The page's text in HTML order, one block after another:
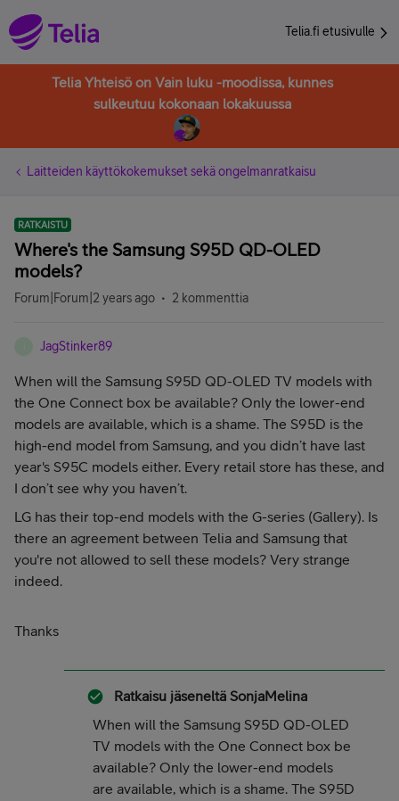
Telia.fi etusivulle
Telia Yhteisö on Vain luku -moodissa, kunnes
sulkeutuu kokonaan lokakuussa
Laitteiden käyttökokemukset sekä ongelmanratkaisu
RATKAISTU
Where's the Samsung S95D QD-OLED
models?
Forum|Forum|2 years ago 2 kommenttia
JagStinker89
When will the Samsung S95D QD-OLED TV models with
the One Connect box be available? Only the lower-end
models are available, which is a shame. The S95D is the
high-end model from Samsung, and you didn’t have last
year's S95C models either. Every retail store has these, and
I don’t see why you haven’t.
LG has their top-end models with the G-series (Gallery). Is
there an agreement between Telia and Samsung that
you're not allowed to sell these models? Very strange
indeed.
Thanks
Ratkaisu jäseneltä SonjaMelina
When will the Samsung S95D QD-OLED
TV models with the One Connect box be
available? Only the lower-end models
are available, which is a shame. The S95D